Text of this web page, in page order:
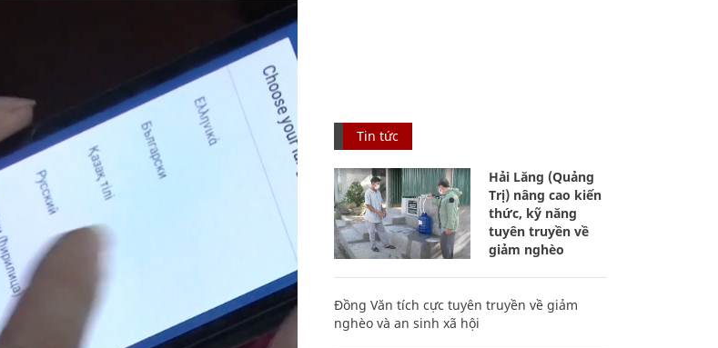
Tin tức
Hải Lăng (Quảng
Trị) nâng cao kiến
thức, kỹ năng
tuyên truyền về
giảm nghèo
Đồng Văn tích cực tuyên truyền về giảm
nghèo và an sinh xã hội